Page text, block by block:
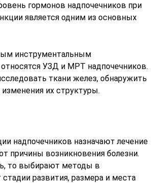
гормонов надпочечников при
является одним из основных
инструментальным
УЗД и МРТ надпочечников.
ткани желез, обнаружить
изменения их структуры.
надпочечников назначают лечение
причины возникновения болезни.
то выбирают методы в
развития, размера и места